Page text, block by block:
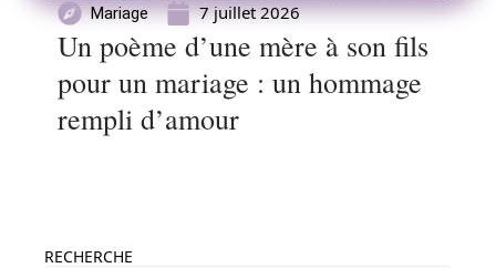
Mariage 7 juillet 2026
Un poème d’une mère à son fils
pour un mariage : un hommage
rempli d’amour
RECHERCHE